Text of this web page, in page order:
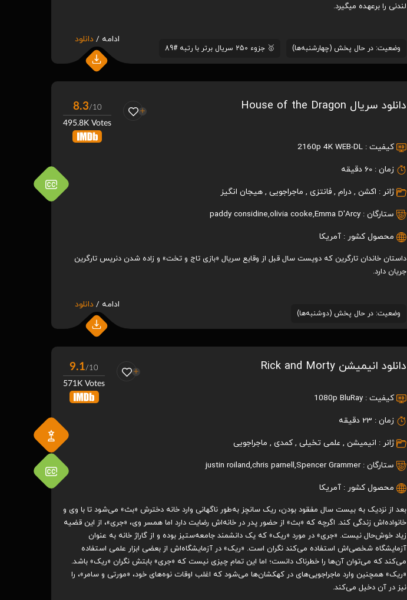
لندنی را برعهده میگیرد.
وضعیت: در حال پخش (چهارشنبه‌ها) 🥇 جزوء 250 سریال برتر با رتبه #89
ادامه / دانلود
8.3/10
495.8K Votes
دانلود سریال House of the Dragon
کیفیت : 2160p 4K WEB-DL
زمان : 60 دقیقه
ژانر : اکشن, درام, فانتزی, ماجراجویی, هیجان انگیز
ستارگان :
paddy considine,olivia cooke,Emma D'Arcy
محصول کشور : آمریکا
داستان خاندان تارگرین که دویست سال قبل از وقایع سریال «بازی تاج و تخت» و زاده شدن دنریس تارگرین
جریان دارد.
وضعیت: در حال پخش (دوشنبه‌ها)
ادامه / دانلود
9.1/10
571K Votes
دانلود انیمیشن Rick and Morty
کیفیت : 1080p BluRay
زمان : 23 دقیقه
ژانر : انیمیشن, علمی تخیلی, کمدی, ماجراجویی
ستارگان :
justin roiland,chris parnell,Spencer Grammer
محصول کشور : آمریکا
بعد از نزدیک به بیست سال مفقود بودن، ریک سانچز به‌طور ناگهانی وارد خانه دخترش «بث» می‌شود تا با وی و
خانواده‌اش زندگی کند. اگرچه که «بث» از حضور پدر در خانه‌اش رضایت دارد اما همسر وی، «جری»، از این قضیه
زیاد خوش‌حال نیست. «جری» در مورد «ریک» که یک دانشمند جامعه‌ستیز بوده و از گاراژ خانه به عنوان
آزمایشگاه شخصی‌اش استفاده می‌کند نگران است. «ریک» در آزمایشگاه‌اش از بعضی ابزار علمی استفاده
می‌کند که می‌توان آن‌ها را خطرناک دانست؛ اما این تمام چیزی نیست که «جری» بابتش نگران «ریک» باشد.
«ریک» همچنین وارد ماجراجویی‌های در کهکشان‌ها می‌شود که اغلب اوقات نوه‌های خود، «مورتی و سامر»، را
نیز در آن دخیل می‌کند.